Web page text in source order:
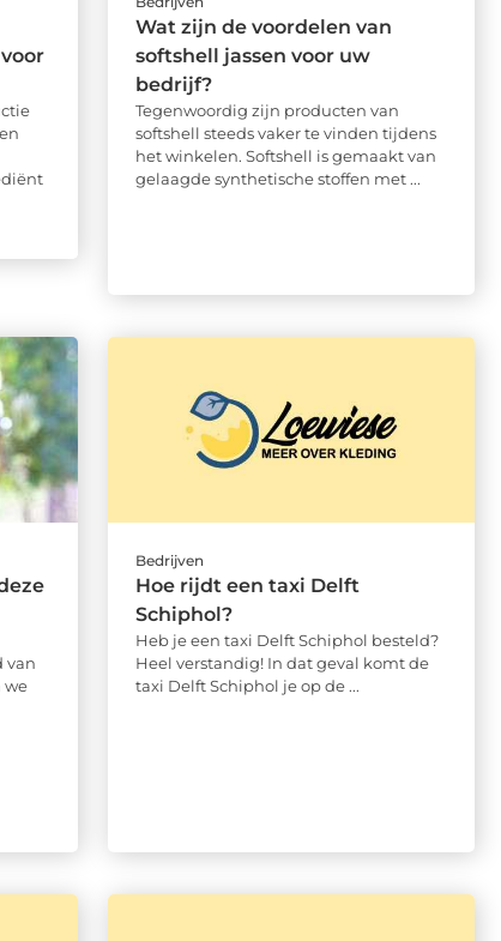
Wat zijn de voordelen van
softshell jassen voor uw
bedrijf?
Tegenwoordig zijn producten van
softshell steeds vaker te vinden tijdens
het winkelen. Softshell is gemaakt van
gelaagde synthetische stoffen met ...
van
we
Bedrijven
Hoe rijdt een taxi Delft
Schiphol?
Heb je een taxi Delft Schiphol besteld?
Heel verstandig! In dat geval komt de
taxi Delft Schiphol je op de ...